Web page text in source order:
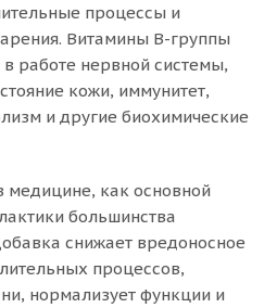
процессы и
Витамины B-группы
работе нервной системы,
кожи, иммунитет,
и другие биохимические
медицине, как основной
большинства
снижает вредоносное
процессов,
нормализует функции и